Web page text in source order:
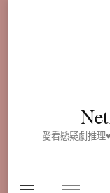
愛看懸疑劇推理